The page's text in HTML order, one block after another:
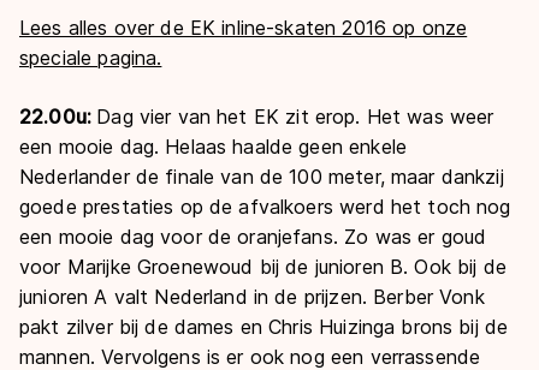
Lees alles over de EK inline-skaten 2016 op onze
speciale pagina.
22.00u: Dag vier van het EK zit erop. Het was weer
een mooie dag. Helaas haalde geen enkele
Nederlander de finale van de 100 meter, maar dankzij
goede prestaties op de afvalkoers werd het toch nog
een mooie dag voor de oranjefans. Zo was er goud
voor Marijke Groenewoud bij de junioren B. Ook bij de
junioren A valt Nederland in de prijzen. Berber Vonk
pakt zilver bij de dames en Chris Huizinga brons bij de
mannen. Vervolgens is er ook nog een verrassende